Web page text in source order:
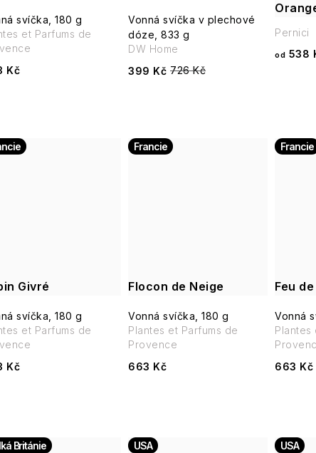
svíčka, 180 g
Kč
et Parfums de
Vonná svíčka v plechové
dóze, 833 g
399 Kč 726 Kč
DW Home od 538
Pernici
Givré
svíčka, 180 g
Kč
et Parfums de
Flocon de Neige
Francie
Vonná svíčka, 180 g
663 Kč
Plantes et Parfums de
Provence
Feu
Francie
Vonná
663 Kč
Plantes
Británie USA USA